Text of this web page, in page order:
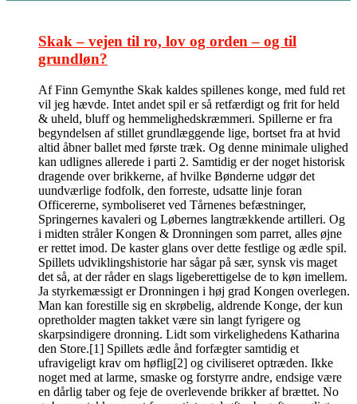
Skak – vejen til ro, lov og orden – og til
grundløn?
Af Finn Gemynthe Skak kaldes spillenes konge, med fuld ret
vil jeg hævde. Intet andet spil er så retfærdigt og frit for held
& uheld, bluff og hemmelighedskræmmeri. Spillerne er fra
begyndelsen af stillet grundlæggende lige, bortset fra at hvid
altid åbner ballet med første træk. Og denne minimale ulighed
kan udlignes allerede i parti 2. Samtidig er der noget historisk
dragende over brikkerne, af hvilke Bønderne udgør det
uundværlige fodfolk, den forreste, udsatte linje foran
Officererne, symboliseret ved Tårnenes befæstninger,
Springernes kavaleri og Løbernes langtrækkende artilleri. Og
i midten stråler Kongen & Dronningen som parret, alles øjne
er rettet imod. De kaster glans over dette festlige og ædle spil.
Spillets udviklingshistorie har sågar på sær, synsk vis maget
det så, at der råder en slags ligeberettigelse de to køn imellem.
Ja styrkemæssigt er Dronningen i høj grad Kongen overlegen.
Man kan forestille sig en skrøbelig, aldrende Konge, der kun
opretholder magten takket være sin langt fyrigere og
skarpsindigere dronning. Lidt som virkelighedens Katharina
den Store.[1] Spillets ædle ånd forfægter samtidig et
ufravigeligt krav om høflig[2] og civiliseret optræden. Ikke
noget med at larme, smaske og forstyrre andre, endsige være
en dårlig taber og feje de overlevende brikker af brættet. No